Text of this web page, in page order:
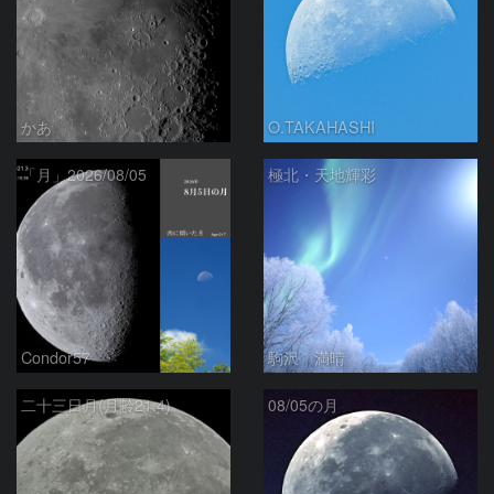
かあ O.TAKAHASHI
「月」2026/08/05
Condor57
極北・天地輝彩
駒沢 満晴
二十三日月(月齢21.4) 08/05の月